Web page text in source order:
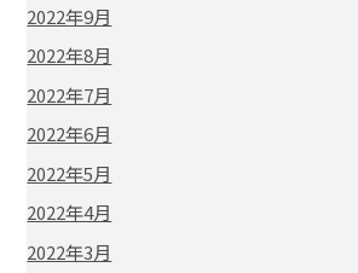
2022年9月
2022年8月
2022年7月
2022年6月
2022年5月
2022年4月
2022年3月